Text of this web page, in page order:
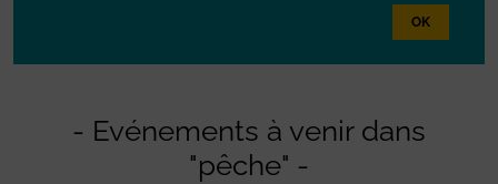
OK
- Evénements à venir dans
"pêche" -